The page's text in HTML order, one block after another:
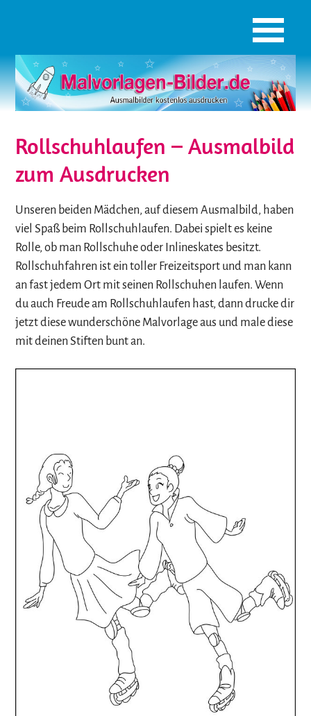
Rollschuhlaufen – Ausmalbild
zum Ausdrucken
Unseren beiden Mädchen, auf diesem Ausmalbild, haben
viel Spaß beim Rollschuhlaufen. Dabei spielt es keine
Rolle, ob man Rollschuhe oder Inlineskates besitzt.
Rollschuhfahren ist ein toller Freizeitsport und man kann
an fast jedem Ort mit seinen Rollschuhen laufen. Wenn
du auch Freude am Rollschuhlaufen hast, dann drucke dir
jetzt diese wunderschöne Malvorlage aus und male diese
mit deinen Stiften bunt an.